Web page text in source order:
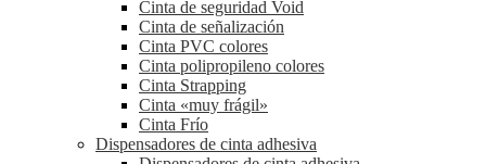
Cinta de seguridad Void
Cinta de señalización
Cinta PVC colores
Cinta polipropileno colores
Cinta Strapping
Cinta «muy frágil»
Cinta Frío
Dispensadores de cinta adhesiva